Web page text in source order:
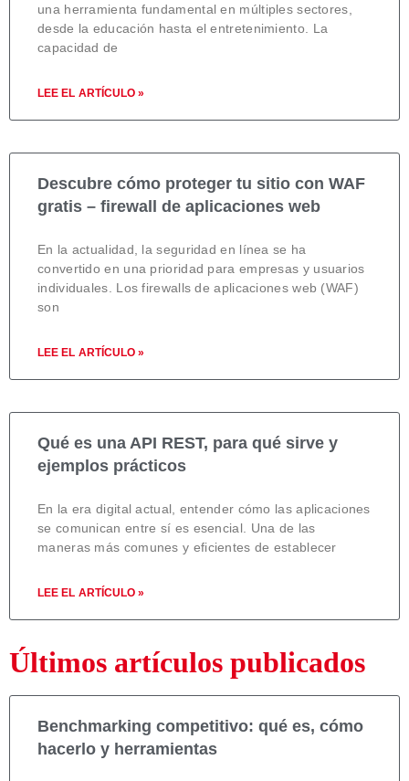
una herramienta fundamental en múltiples sectores,
desde la educación hasta el entretenimiento. La
capacidad de
LEE EL ARTÍCULO »
Descubre cómo proteger tu sitio con WAF
gratis – firewall de aplicaciones web
En la actualidad, la seguridad en línea se ha
convertido en una prioridad para empresas y usuarios
individuales. Los firewalls de aplicaciones web (WAF)
son
LEE EL ARTÍCULO »
Qué es una API REST, para qué sirve y
ejemplos prácticos
En la era digital actual, entender cómo las aplicaciones
se comunican entre sí es esencial. Una de las
maneras más comunes y eficientes de establecer
LEE EL ARTÍCULO »
Últimos artículos publicados
Benchmarking competitivo: qué es, cómo
hacerlo y herramientas